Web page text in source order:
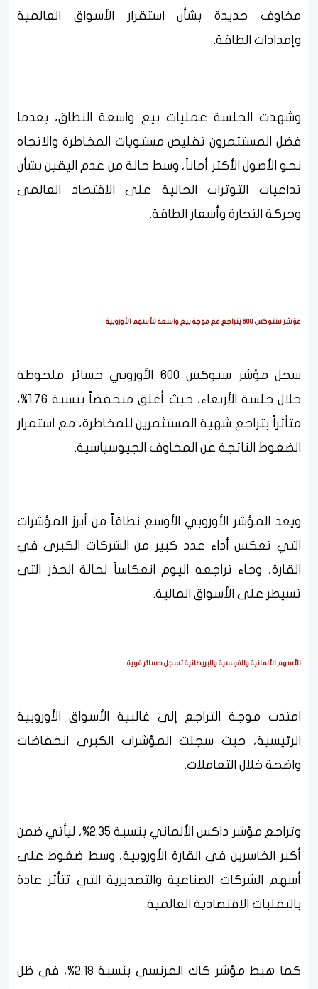
مخاوف جديدة بشأن استقرار الأسواق العالمية
وإمدادات الطاقة.
وشهدت الجلسة عمليات بيع واسعة النطاق، بعدما
فضل المستثمرون تقليص مستويات المخاطرة والاتجاه
نحو الأصول الأكثر أماناً، وسط حالة من عدم اليقين بشأن
تداعيات التوترات الحالية على الاقتصاد العالمي
وحركة التجارة وأسعار الطاقة.
مؤشر ستوكس 600 يتراجع مع موجة بيع واسعة للأسهم الأوروبية
سجل مؤشر ستوكس 600 الأوروبي خسائر ملحوظة
خلال جلسة الأربعاء، حيث أغلق منخفضاً بنسبة 1.76%،
متأثراً بتراجع شهية المستثمرين للمخاطرة، مع استمرار
الضغوط الناتجة عن المخاوف الجيوسياسية.
ويعد المؤشر الأوروبي الأوسع نطاقاً من أبرز المؤشرات
التي تعكس أداء عدد كبير من الشركات الكبرى في
القارة، وجاء تراجعه اليوم انعكاساً لحالة الحذر التي
تسيطر على الأسواق المالية.
الأسهم الألمانية والفرنسية والبريطانية تسجل خسائر قوية
امتدت موجة التراجع إلى غالبية الأسواق الأوروبية
الرئيسية، حيث سجلت المؤشرات الكبرى انخفاضات
واضحة خلال التعاملات.
وتراجع مؤشر داكس الألماني بنسبة 2.35%، ليأتي ضمن
أكبر الخاسرين في القارة الأوروبية، وسط ضغوط على
أسهم الشركات الصناعية والتصديرية التي تتأثر عادة
بالتقلبات الاقتصادية العالمية.
كما هبط مؤشر كاك الفرنسي بنسبة 2.18%، في ظل